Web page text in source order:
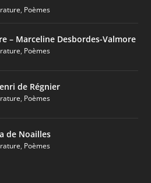
, Poèmes
– Marceline Desbordes-Valmore
, Poèmes
de Régnier
, Poèmes
de Noailles
, Poèmes